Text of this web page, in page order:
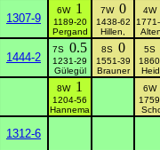
1307-9
6W 1
1189-20
Pergand
7W 0
1438-62
Hillen,
1444-2
7S 0.5
1231-29
Gülegül
8S 0
1551-39
Brauner
5S
8W 1
1204-56
Hannema
1312-6